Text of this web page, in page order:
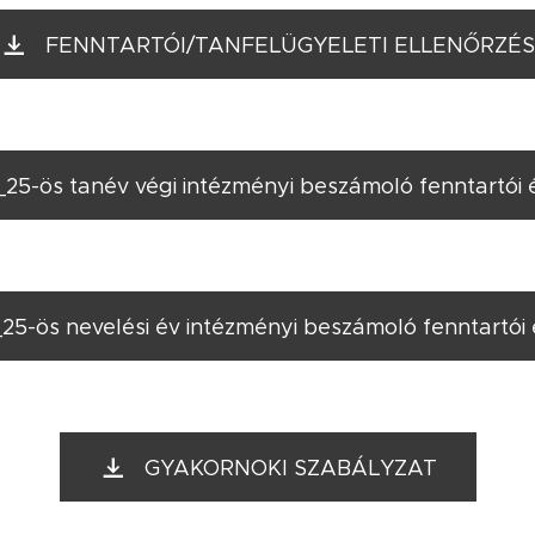
FENNTARTÓI/TANFELÜGYELETI ELLENŐRZÉS
ös tanév végi intézményi beszámoló fenntartói
ös nevelési év intézményi beszámoló fenntartói
GYAKORNOKI SZABÁLYZAT